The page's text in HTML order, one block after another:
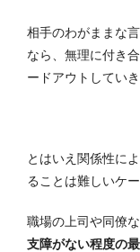
相手のわがままな
なら、無理に付き
ードアウトしていき
とはいえ関係性に
ることは難しいケ
職場の上司や同僚
支障がない程度の